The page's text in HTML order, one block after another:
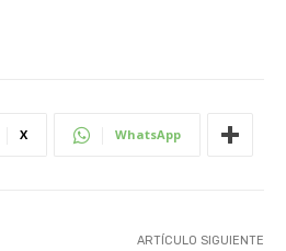
X WhatsApp
ARTÍCULO SIGUIENTE